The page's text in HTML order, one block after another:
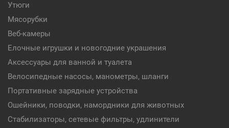
Утюги
Мясорубки
Веб-камеры
Елочные игрушки и новогодние украшения
Аксессуары для ванной и туалета
Велосипедные насосы, манометры, шланги
Портативные зарядные устройства
Ошейники, поводки, намордники для животных
Стабилизаторы, сетевые фильтры, удлинители